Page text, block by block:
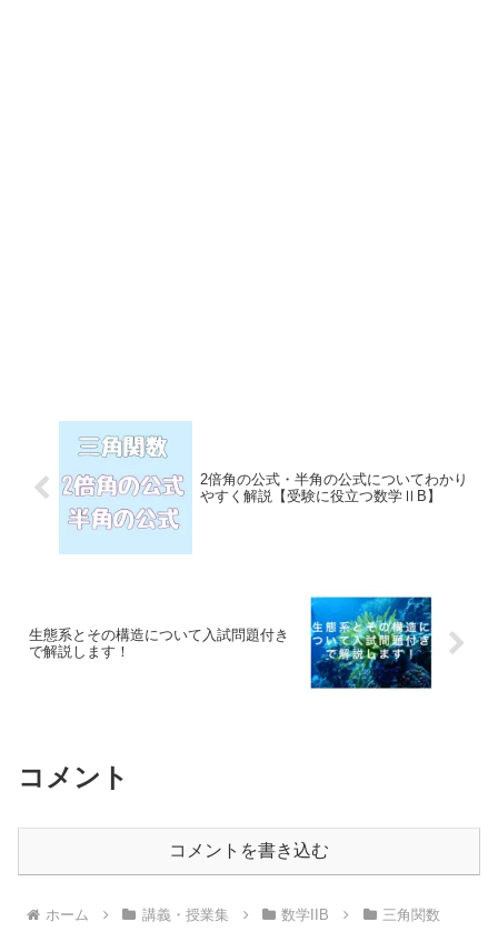
2倍角の公式・半角の公式についてわかり
やすく解説【受験に役立つ数学ⅡB】
生態系とその構造について入試問題付き
で解説します！
コメント
コメントを書き込む
ホーム 講義・授業集 数学IIB 三角関数